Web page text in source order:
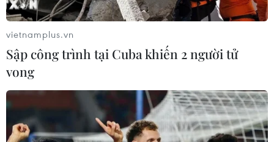
GM thu hồi 825.000 xe tại khu vực Bắc Mỹ
vì lỗi đèn pha
15/12/2022 06:56
Theo GM, để giải quyết vấn đề lỗi đèn pha, phần mềm
môđun điều khiển thân xe sẽ được cập nhật thông qua
một đại lý của hãng hoặc cập nhật qua kết nối không
dây.
vietnamplus.vn
Sập công trình tại Cuba khiến 2 người tử
vong